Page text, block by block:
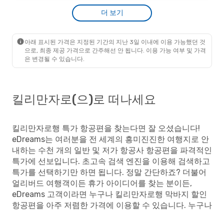
2 경유
킬리만자로 - 서울
₩
2302001
₩
승객별 프라임 요금
더 보기
아래 표시된 가격은 지정된 기간의 지난 3일 이내에 이용 가능했던 것
으로, 최종 제공 가격으로 간주해선 안 됩니다. 이용 가능 여부 및 가격
은 변경될 수 있습니다.
킬리만자로(으)로 떠나세요
킬리만자로행 특가 항공편을 찾는다면 잘 오셨습니다!
eDreams는 여러분을 전 세계의 흥미진진한 여행지로 안
내하는 수천 개의 일반 및 저가 항공사 항공편을 파격적인
특가에 선보입니다. 초고속 검색 엔진을 이용해 검색하고
특가를 선택하기만 하면 됩니다. 정말 간단하죠? 더불어
얼리버드 여행객이든 휴가 아이디어를 찾는 분이든,
eDreams 고객이라면 누구나 킬리만자로행 막바지 할인
항공편을 아주 저렴한 가격에 이용할 수 있습니다. 누구나